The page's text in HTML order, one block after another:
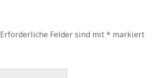
Erforderliche Felder sind mit* markiert